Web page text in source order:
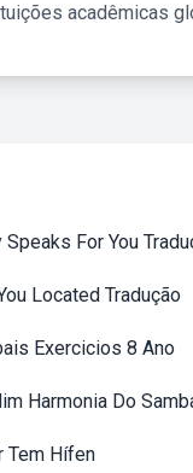
acadêmicas
Speaks For You
Located Tradução
Exercicios 8 Ano
Harmonia Do
Tem Hífen